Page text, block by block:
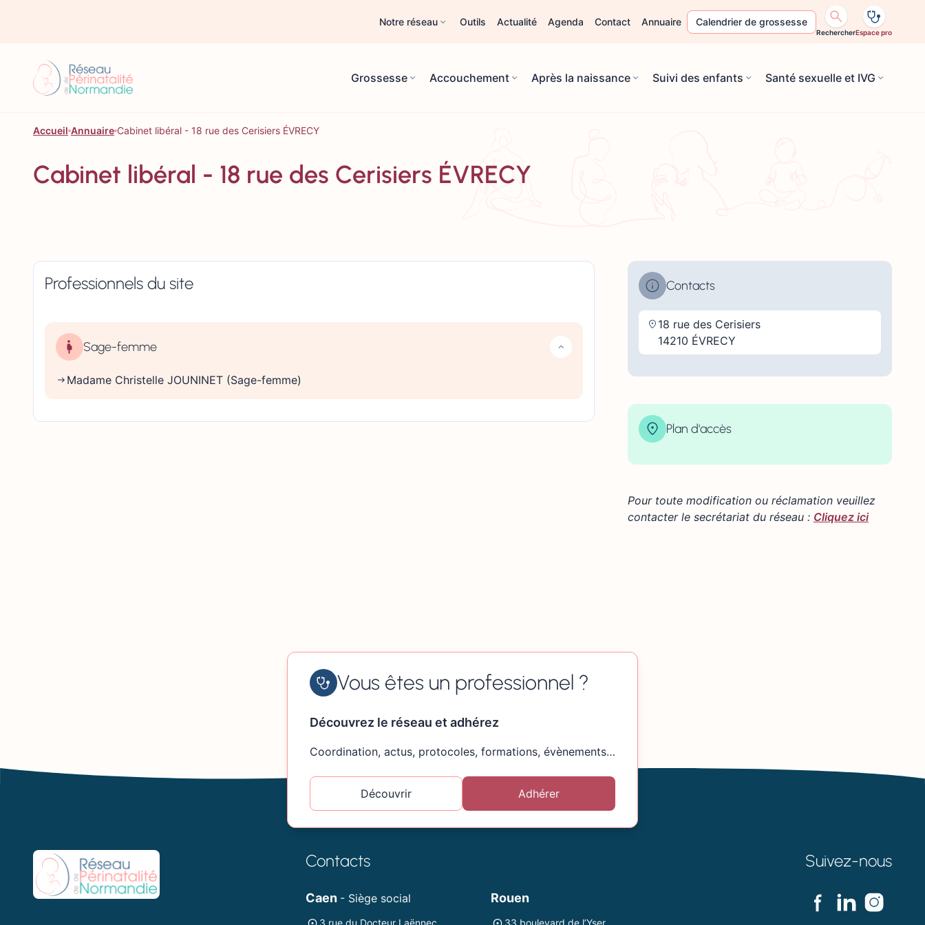
Notre réseau Outils Actualité Agenda Contact Annuaire Calendrier de grossesse
RechercherEspace pro
Grossesse Accouchement Après la naissance Suivi des enfants Santé sexuelle et IVG
Accueil Annuaire Cabinet libéral - 18 rue des Cerisiers ÉVRECY
Cabinet libéral - 18 rue des Cerisiers ÉVRECY
Professionnels du site
Sage-femme
Madame Christelle JOUNINET (Sage-femme)
Contacts
18 rue des Cerisiers
14210 ÉVRECY
Plan d'accès
×
−
Pour toute modification ou réclamation veuillez
contacter le secrétariat du réseau : Cliquez ici
Vous êtes un professionnel ?
Découvrez le réseau et adhérez
Coordination, actus, protocoles, formations, évènements…
Découvrir Adhérer
Contacts
Caen - Siège social
3 rue du Docteur Laënnec
Rouen
33 boulevard de l’Yser
Suivez-nous